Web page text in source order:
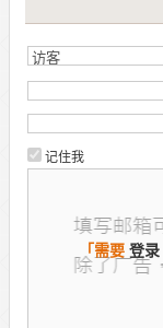
记住我
「需要 登录